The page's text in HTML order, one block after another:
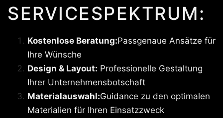
SERVICESPEKTRUM:
Kostenlose Beratung:Passgenaue Ansätze für
Ihre Wünsche
Design & Layout: Professionelle Gestaltung
Ihrer Unternehmensbotschaft
Materialauswahl:Guidance zu den optimalen
Materialien für Ihren Einsatzzweck